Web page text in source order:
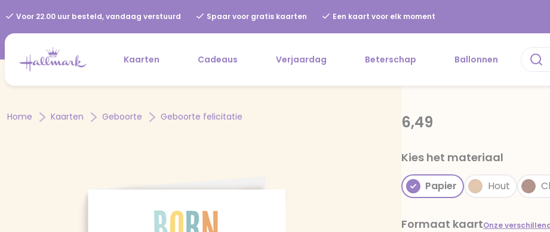
Voor 22.00 uur besteld, vandaag verstuurd Spaar voor gratis kaarten Een kaart voor elk moment
Kaarten Cadeaus Verjaardag Beterschap Ballonnen
Home Kaarten Geboorte Geboorte felicitatie 6,49
Kies het materiaal
Papier Hout
Formaat kaartOnze